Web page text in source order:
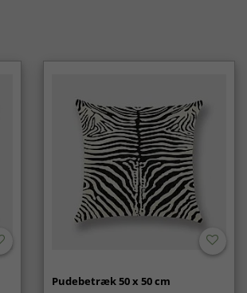
Pudebetræk 50 x 50 cm